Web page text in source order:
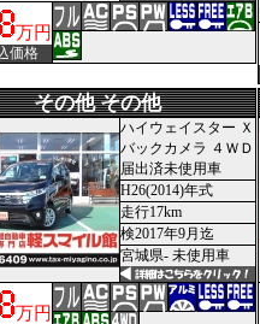
万円
価格
その他 その他
ハイウェイスター Ｘ
バックカメラ ４ＷＤ
届出済未使用車
H26(2014)年式
走行17km
検2017年9月迄
宮城県- 未使用車
万円